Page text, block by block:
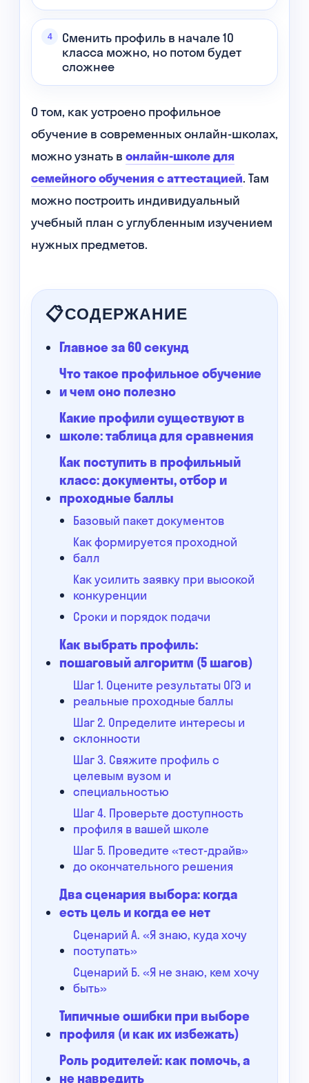
Сменить профиль в начале 10
класса можно, но потом будет
сложнее
О том, как устроено профильное
обучение в современных онлайн-школах,
можно узнать в онлайн-школе для
семейного обучения с аттестацией. Там
можно построить индивидуальный
учебный план с углубленным изучением
нужных предметов.
СОДЕРЖАНИЕ
Главное за 60 секунд
Что такое профильное обучение
и чем оно полезно
Какие профили существуют в
школе: таблица для сравнения
Как поступить в профильный
класс: документы, отбор и
проходные баллы
Базовый пакет документов
Как формируется проходной
балл
Как усилить заявку при высокой
конкуренции
Сроки и порядок подачи
Как выбрать профиль:
пошаговый алгоритм (5 шагов)
Шаг 1. Оцените результаты ОГЭ и
реальные проходные баллы
Шаг 2. Определите интересы и
склонности
Шаг 3. Свяжите профиль с
целевым вузом и
специальностью
Шаг 4. Проверьте доступность
профиля в вашей школе
Шаг 5. Проведите «тест-драйв»
до окончательного решения
Два сценария выбора: когда
есть цель и когда ее нет
Сценарий А. «Я знаю, куда хочу
поступать»
Сценарий Б. «Я не знаю, кем хочу
быть»
Типичные ошибки при выборе
профиля (и как их избежать)
Роль родителей: как помочь, а
не навредить